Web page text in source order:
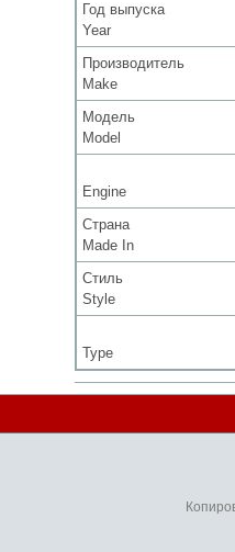
Год выпуска
Year
Производитель
Make
Модель
Model
Engine
Страна
Made In
Стиль
Style
Type